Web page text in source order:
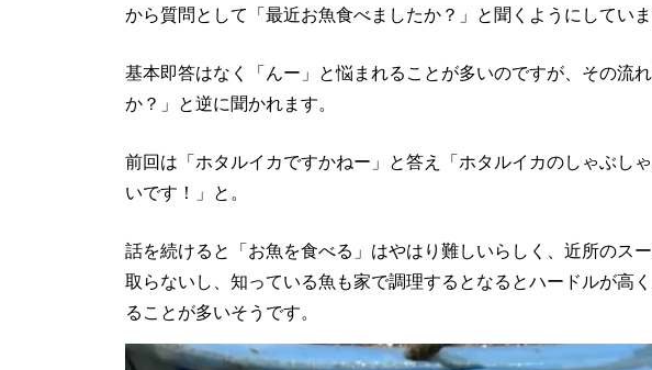
から質問として「最近お魚食べましたか？」と聞くようにしていま
基本即答はなく「んー」と悩まれることが多いのですが、その流
か？」と逆に聞かれます。
前回は「ホタルイカですかねー」と答え「ホタルイカのしゃぶし
いです！」と。
話を続けると「お魚を食べる」はやはり難しいらしく、近所のス
取らないし、知っている魚も家で調理するとなるとハードルが高
ることが多いそうです。